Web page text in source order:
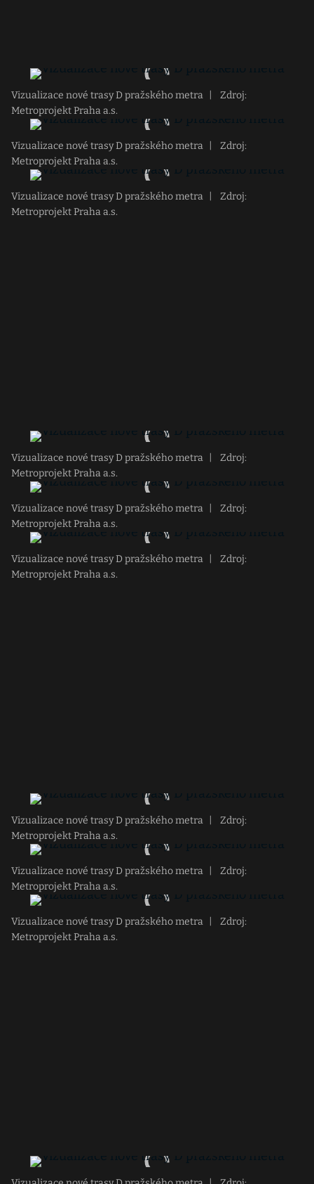
Vizualizace nové trasy D pražského metra
Zdroj:
Metroprojekt Praha a.s.
Vizualizace nové trasy D pražského metra
Zdroj:
Metroprojekt Praha a.s.
Vizualizace nové trasy D pražského metra
Zdroj:
Metroprojekt Praha a.s.
Vizualizace nové trasy D pražského metra
Zdroj:
Metroprojekt Praha a.s.
Vizualizace nové trasy D pražského metra
Zdroj:
Metroprojekt Praha a.s.
Vizualizace nové trasy D pražského metra
Zdroj:
Metroprojekt Praha a.s.
Vizualizace nové trasy D pražského metra
Zdroj:
Metroprojekt Praha a.s.
Vizualizace nové trasy D pražského metra
Zdroj:
Metroprojekt Praha a.s.
Vizualizace nové trasy D pražského metra
Zdroj:
Metroprojekt Praha a.s.